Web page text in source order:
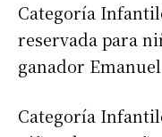
Categoría
reservada para
ganador
Categoría